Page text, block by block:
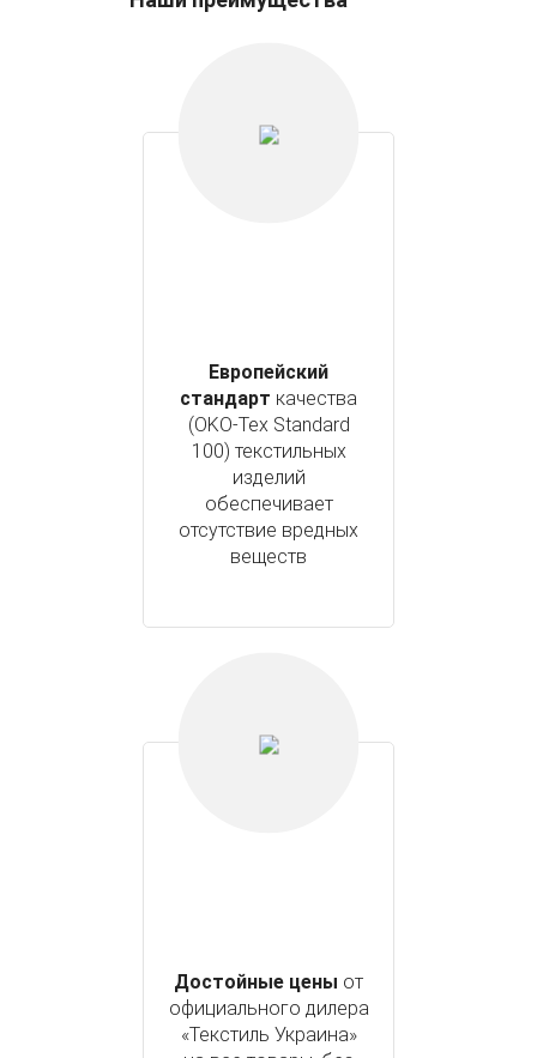
Европейский
стандарт качества
(OKO-Tex Standard
100) текстильных
изделий
обеспечивает
отсутствие вредных
веществ
Достойные цены от
официального дилера
«Текстиль Украина»